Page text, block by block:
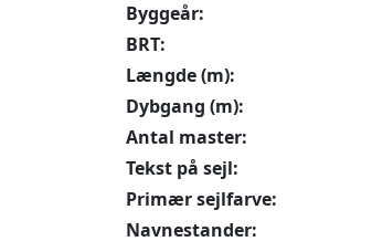
Byggeår:
BRT:
Længde (m):
Dybgang (m):
Antal master:
Tekst på sejl:
Primær sejlfarve:
Navnestander: